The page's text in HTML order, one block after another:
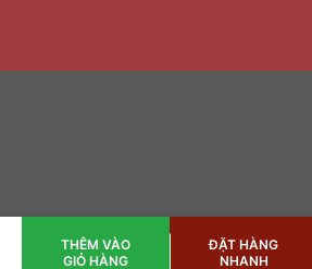
THÊM VÀO
GIỎ HÀNG
ĐẶT HÀNG
NHANH